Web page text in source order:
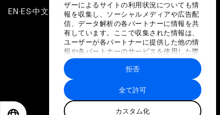
ザーによるサイトの利用状況についても情
報を収集し、ソーシャルメディアや広告配
信、データ解析の各パートナーに情報を共
有しています。ここで収集された情報は、
ユーザーが各パートナーに提供した他の情
報や各パートナーのサービスを使用した際
に収集された情報と組み合わされ、各パー
トナーによって使用されることがありま
す。
全て許可
カスタム化
拒否
EN ▪ ES▪中文▪ 日本語
プライバシーポリシーと利用規約
サイトマップ